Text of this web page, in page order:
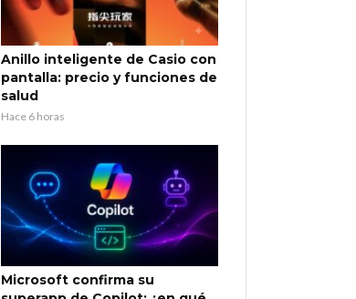
Anillo inteligente de Casio con
pantalla: precio y funciones de
salud
Hace 6 horas
Microsoft confirma su